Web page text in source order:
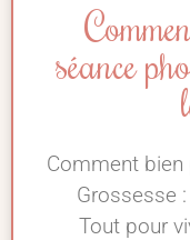
séance
Comment
Grossesse
Tout pour